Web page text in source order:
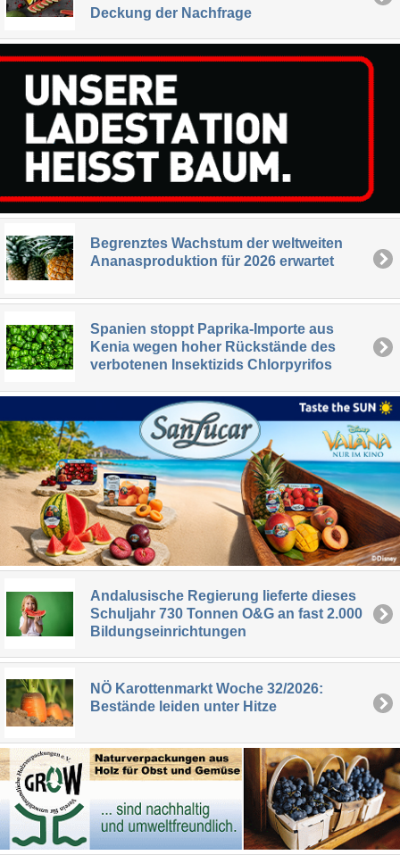
Deckung der Nachfrage
Begrenztes Wachstum der weltweiten
Ananasproduktion für 2026 erwartet
Spanien stoppt Paprika-Importe aus
Kenia wegen hoher Rückstände des
verbotenen Insektizids Chlorpyrifos
Andalusische Regierung lieferte dieses
Schuljahr 730 Tonnen O&G an fast 2.000
Bildungseinrichtungen
NÖ Karottenmarkt Woche 32/2026:
Bestände leiden unter Hitze